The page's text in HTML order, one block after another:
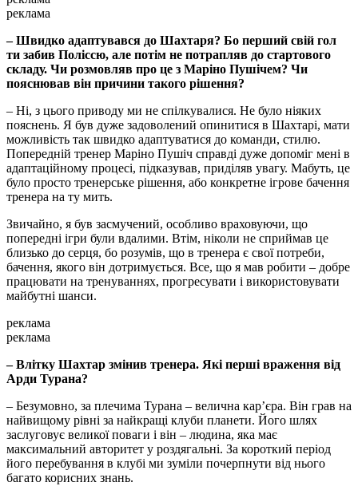
реклама
– Швидко адаптувався до Шахтаря? Бо перший свій гол
ти забив Поліссю, але потім не потрапляв до стартового
складу. Чи розмовляв про це з Маріно Пушічем? Чи
пояснював він причини такого рішення?
– Ні, з цього приводу ми не спілкувалися. Не було ніяких
пояснень. Я був дуже задоволений опинитися в Шахтарі, мати
можливість так швидко адаптуватися до команди, стилю.
Попередній тренер Маріно Пушіч справді дуже допоміг мені в
адаптаційному процесі, підказував, приділяв увагу. Мабуть, це
було просто тренерське рішення, або конкретне ігрове бачення
тренера на ту мить.
Звичайно, я був засмучений, особливо враховуючи, що
попередні ігри були вдалими. Втім, ніколи не сприймав це
близько до серця, бо розумів, що в тренера є свої потреби,
бачення, якого він дотримується. Все, що я мав робити – добре
працювати на тренуваннях, прогресувати і використовувати
майбутні шанси.
реклама
реклама
– Влітку Шахтар змінив тренера. Які перші враження від
Арди Турана?
– Безумовно, за плечима Турана – велична карʼєра. Він грав на
найвищому рівні за найкращі клуби планети. Його шлях
заслуговує великої поваги і він – людина, яка має
максимальний авторитет у роздягальні. За короткий період
його перебування в клубі ми зуміли почерпнути від нього
багато корисних знань.